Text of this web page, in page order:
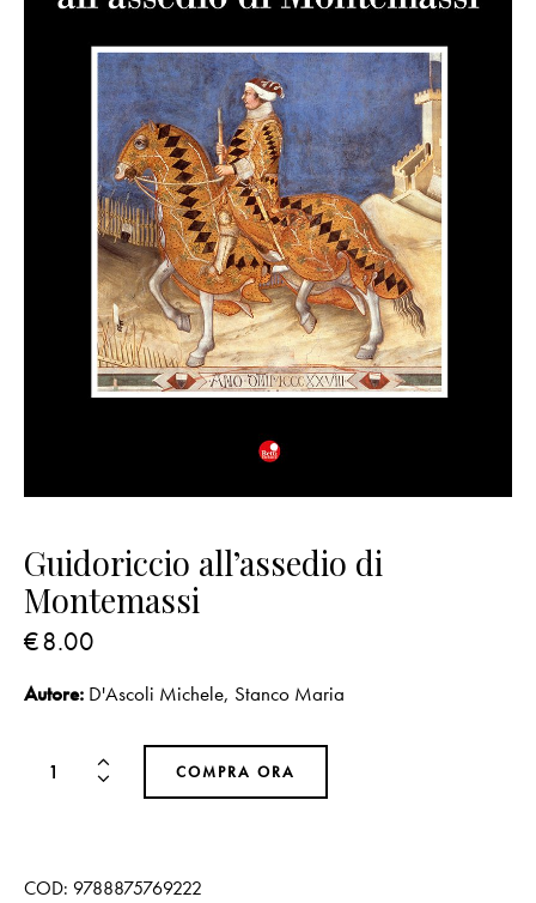
Guidoriccio all’assedio di
Montemassi
€8.00
Autore: D'Ascoli Michele, Stanco Maria
COMPRA ORA
COD: 9788875769222